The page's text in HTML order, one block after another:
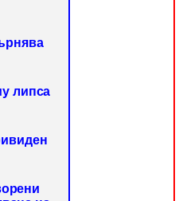
липса